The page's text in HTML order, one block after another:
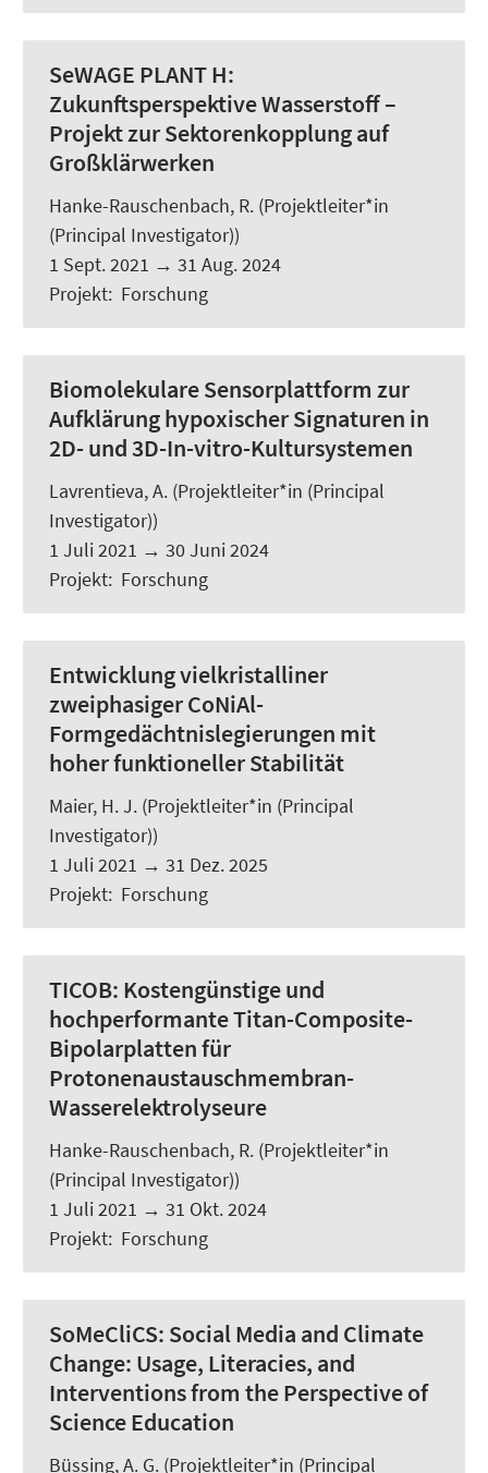
SeWAGE PLANT H:
Zukunftsperspektive Wasserstoff –
Projekt zur Sektorenkopplung auf
Großklärwerken
Hanke-Rauschenbach, R. (Projektleiter*in
(Principal Investigator))
1 Sept. 2021 → 31 Aug. 2024
Projekt: Forschung
Biomolekulare Sensorplattform zur
Aufklärung hypoxischer Signaturen in
2D- und 3D-In-vitro-Kultursystemen
Lavrentieva, A. (Projektleiter*in (Principal
Investigator))
1 Juli 2021 → 30 Juni 2024
Projekt: Forschung
Entwicklung vielkristalliner
zweiphasiger CoNiAl-
Formgedächtnislegierungen mit
hoher funktioneller Stabilität
Maier, H. J. (Projektleiter*in (Principal
Investigator))
1 Juli 2021 → 31 Dez. 2025
Projekt: Forschung
TICOB: Kostengünstige und
hochperformante Titan-Composite-
Bipolarplatten für
Protonenaustauschmembran-
Wasserelektrolyseure
Hanke-Rauschenbach, R. (Projektleiter*in
(Principal Investigator))
1 Juli 2021 → 31 Okt. 2024
Projekt: Forschung
SoMeCliCS: Social Media and Climate
Change: Usage, Literacies, and
Interventions from the Perspective of
Science Education
Büssing, A. G. (Projektleiter*in (Principal